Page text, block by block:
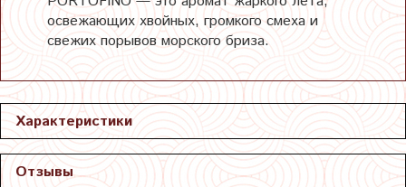
освежающих хвойных, громкого смеха и
свежих порывов морского бриза.
Характеристики
Отзывы